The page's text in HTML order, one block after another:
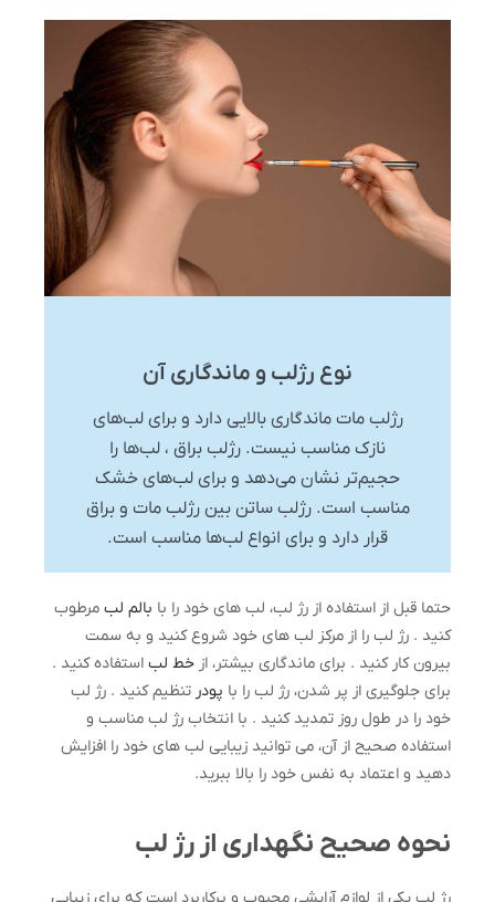
نوع رژلب و ماندگاری آن
رژلب مات ماندگاری بالایی دارد و برای لب‌های
نازک مناسب نیست. رژلب براق ، لب‌ها را
حجیم‌تر نشان می‌دهد و برای لب‌های خشک
مناسب است. رژلب ساتن بین رژلب مات و براق
قرار دارد و برای انواع لب‌ها مناسب است.
حتما قبل از استفاده از رژ لب، لب های خود را با بالم لب مرطوب
کنید . رژ لب را از مرکز لب های خود شروع کنید و به سمت
بیرون کار کنید . برای ماندگاری بیشتر، از خط لب استفاده کنید .
برای جلوگیری از پر شدن، رژ لب را با پودر تنظیم کنید . رژ لب
خود را در طول روز تمدید کنید . با انتخاب رژ لب مناسب و
استفاده صحیح از آن، می توانید زیبایی لب های خود را افزایش
دهید و اعتماد به نفس خود را بالا ببرید.
نحوه صحیح نگهداری از رژ لب
رژ لب یکی از لوازم آرایشی محبوب و پرکاربرد است که برای زیبایی